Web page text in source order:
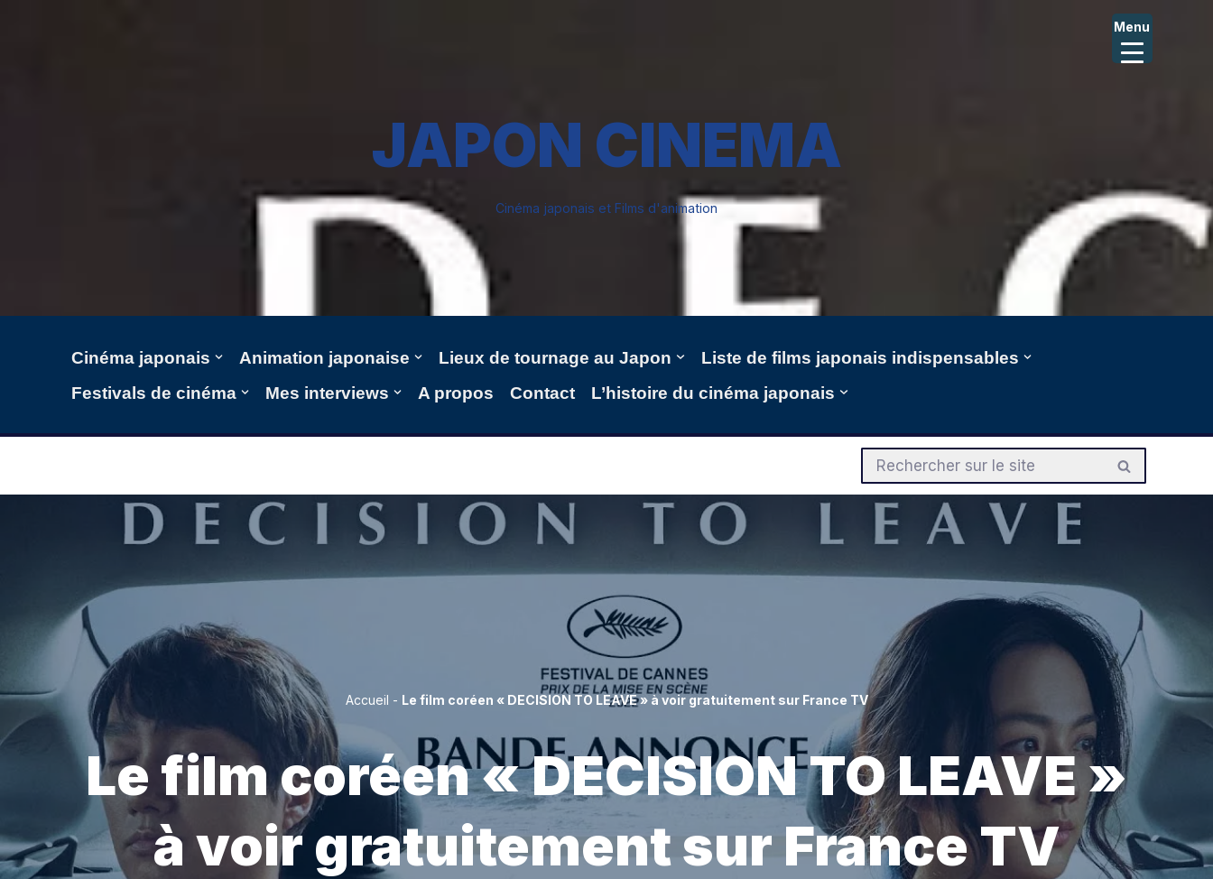
JAPON CINEMA
Cinéma japonais et Films d'animation
Cinéma japonais Animation japonaise Lieux de tournage au Japon
Liste de films japonais indispensables
Festivals de cinéma
Mes interviews A propos Contact L’histoire du cinéma japonais
Accueil - Le film coréen « DECISION TO LEAVE » à voir gratuitement sur France TV
Le film coréen « DECISION TO LEAVE »
à voir gratuitement sur France TV
Menu